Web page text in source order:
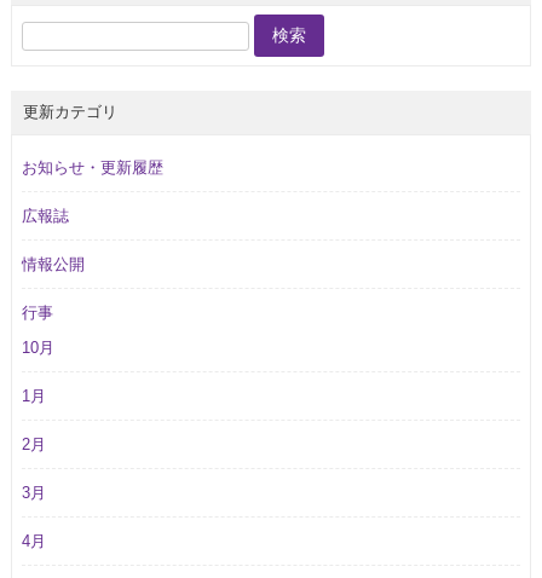
更新カテゴリ
お知らせ・更新履歴
広報誌
情報公開
行事
10月
1月
2月
3月
4月